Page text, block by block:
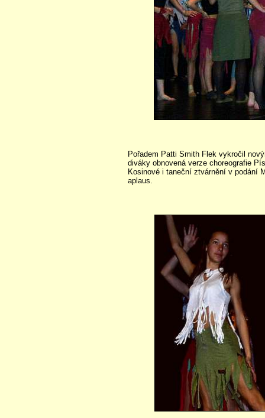
Pořadem Patti Smith Flek vykročil
diváky obnovená verze choreografie
Kosinové i taneční ztvárnění v podání
aplaus.